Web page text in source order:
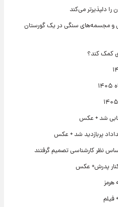
دلپذیرتر می‌کند
مجسمه‌های سنگی در یک گورستان
کمک کند؟
شد + عکس
نظر کارشناسی تصمیم گرفتند
پدرش+ عکس
هرمز
فیلم